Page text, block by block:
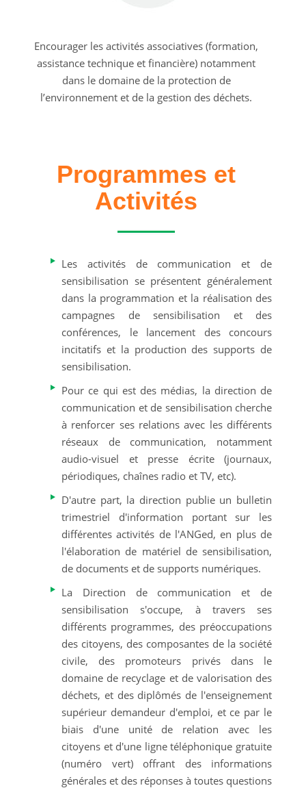
Encourager les activités associatives (formation,
assistance technique et financière) notamment
dans le domaine de la protection de
l’environnement et de la gestion des déchets.
Programmes et
Activités
Les activités de communication et de
sensibilisation se présentent généralement
dans la programmation et la réalisation des
campagnes de sensibilisation et des
conférences, le lancement des concours
incitatifs et la production des supports de
sensibilisation.
Pour ce qui est des médias, la direction de
communication et de sensibilisation cherche
à renforcer ses relations avec les différents
réseaux de communication, notamment
audio-visuel et presse écrite (journaux,
périodiques, chaînes radio et TV, etc).
D'autre part, la direction publie un bulletin
trimestriel d'information portant sur les
différentes activités de l'ANGed, en plus de
l'élaboration de matériel de sensibilisation,
de documents et de supports numériques.
La Direction de communication et de
sensibilisation s'occupe, à travers ses
différents programmes, des préoccupations
des citoyens, des composantes de la société
civile, des promoteurs privés dans le
domaine de recyclage et de valorisation des
déchets, et des diplômés de l'enseignement
supérieur demandeur d'emploi, et ce par le
biais d'une unité de relation avec les
citoyens et d'une ligne téléphonique gratuite
(numéro vert) offrant des informations
générales et des réponses à toutes questions